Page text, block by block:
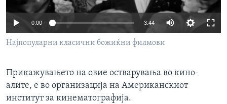
ИНТЕРВЈУА
Јазици
0:00 3:44
Најпопуларни класични божиќни филмови
Прикажувањето на овие остварувања во кино-
алите, е во организација на Американскиот
институт за кинематографија.